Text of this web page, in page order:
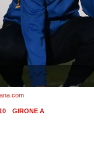
GIRONE A